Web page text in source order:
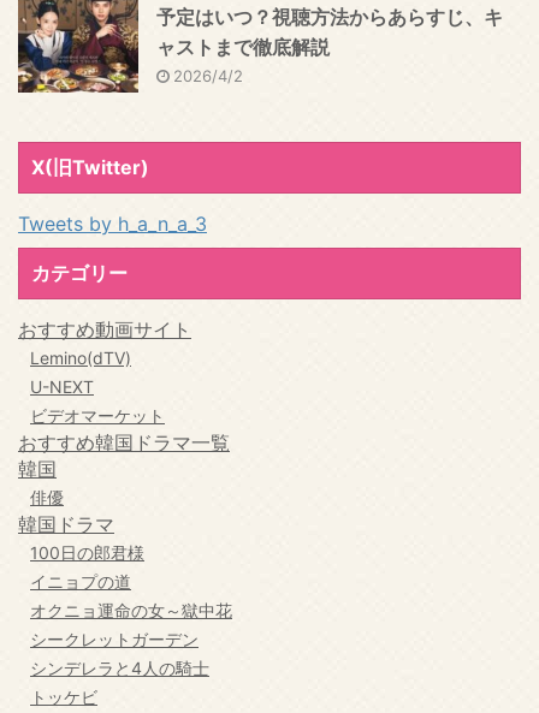
予定はいつ？視聴方法からあらすじ、キ
ャストまで徹底解説
2026/4/2
X(旧Twitter)
Tweets by h_a_n_a_3
カテゴリー
おすすめ動画サイト
Lemino(dTV)
U-NEXT
ビデオマーケット
おすすめ韓国ドラマ一覧
韓国
俳優
韓国ドラマ
100日の郎君様
イニョプの道
オクニョ運命の女～獄中花
シークレットガーデン
シンデレラと4人の騎士
トッケビ